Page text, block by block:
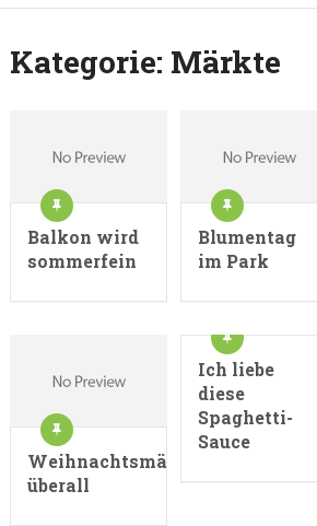
Kategorie: Märkte
Balkon wird
sommerfein
Blumentag
im Park
Weihnachtsmärkte
überall
Ich liebe
diese
Spaghetti-
Sauce